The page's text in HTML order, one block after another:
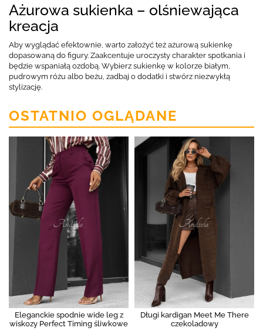
Ażurowa sukienka – olśniewająca
kreacja
Aby wyglądać efektownie, warto założyć też ażurową sukienkę
dopasowaną do figury. Zaakcentuje uroczysty charakter spotkania i
będzie wspaniałą ozdobą. Wybierz sukienkę w kolorze białym,
pudrowym różu albo beżu, zadbaj o dodatki i stwórz niezwykłą
stylizację.
OSTATNIO OGLĄDANE
Eleganckie spodnie wide leg z
wiskozy Perfect Timing śliwkowe
Długi kardigan Meet Me There
czekoladowy